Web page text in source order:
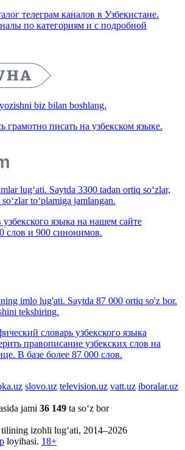
телеграм каналов в Узбекистане.
по категориям и с подробной
biz bilan boshlang.
грамотно писать на узбекском языке.
lug‘ati. Saytda 3300 tadan ortiq so‘zlar,
to‘plamiga jamlangan.
языка на нашем сайте
слов и 900 синонимов.
imlo lug'ati. Saytda 87 000 ortiq so'z bor.
tekshiring.
словарь узбекского языка
правописание узбекских слов на
В базе более 87 000 слов.
slovo.uz television.uz vatt.uz iboralar.uz
jami 36 149 ta so‘z bor
izohli lug‘ati, 2014–2026
loyihasi. 18+